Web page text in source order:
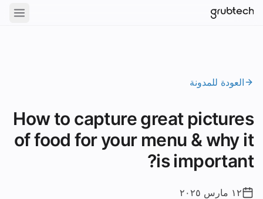
العودة للمدونة
How to capture great pictures
of food for your menu & why it
is important?
١٢ مارس ٢٠٢٥